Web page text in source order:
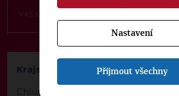
Krajská kancelář TOP 09 Vysočina
Chlumova 5429/1a
Nastavení
Přijmout všechny